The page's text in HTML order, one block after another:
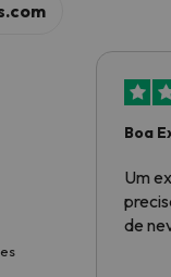
Boa
Um
de